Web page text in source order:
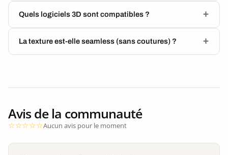
Quels logiciels 3D sont compatibles ?
La texture est-elle seamless (sans coutures) ?
Avis de la communauté
Aucun avis pour le moment